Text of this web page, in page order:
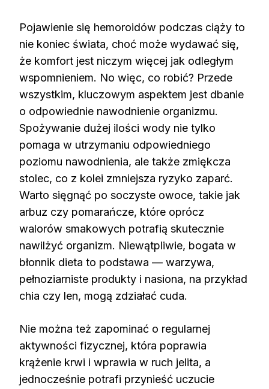
Pojawienie się hemoroidów podczas ciąży to
nie koniec świata, choć może wydawać się,
że komfort jest niczym więcej jak odległym
wspomnieniem. No więc, co robić? Przede
wszystkim, kluczowym aspektem jest dbanie
o odpowiednie nawodnienie organizmu.
Spożywanie dużej ilości wody nie tylko
pomaga w utrzymaniu odpowiedniego
poziomu nawodnienia, ale także zmiękcza
stolec, co z kolei zmniejsza ryzyko zaparć.
Warto sięgnąć po soczyste owoce, takie jak
arbuz czy pomarańcze, które oprócz
walorów smakowych potrafią skutecznie
nawilżyć organizm. Niewątpliwie, bogata w
błonnik dieta to podstawa — warzywa,
pełnoziarniste produkty i nasiona, na przykład
chia czy len, mogą zdziałać cuda.
Nie można też zapominać o regularnej
aktywności fizycznej, która poprawia
krążenie krwi i wprawia w ruch jelita, a
jednocześnie potrafi przynieść uczucie